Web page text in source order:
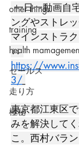
other things
training
health
セールス
走り方
極秘
一日一動画自宅で出来る体幹トレーニ
ングやストレ
マインストラ
↓↓
https://
3/
東京都江東区
みを解決して
こ。西村バラ